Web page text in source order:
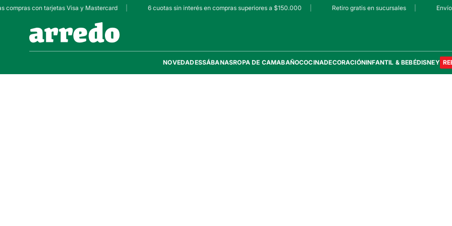
con tarjetas Visa y Mastercard 6 cuotas sin interés en compras superiores a $150.000 Retiro gratis en sucursales
NOVEDADESSÁBANASROPA DE CAMABAÑOCOCINADECORACIÓNINFANTIL & BEBÉDISNEY